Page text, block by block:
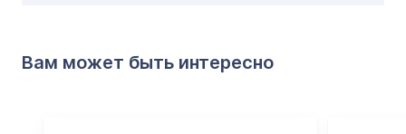
Вам может быть интересно